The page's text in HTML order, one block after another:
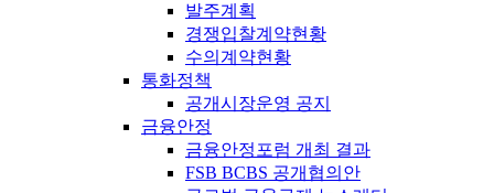
발주계획
경쟁입찰계약현황
수의계약현황
통화정책
공개시장운영 공지
금융안정
금융안정포럼 개최 결과
FSB BCBS 공개협의안